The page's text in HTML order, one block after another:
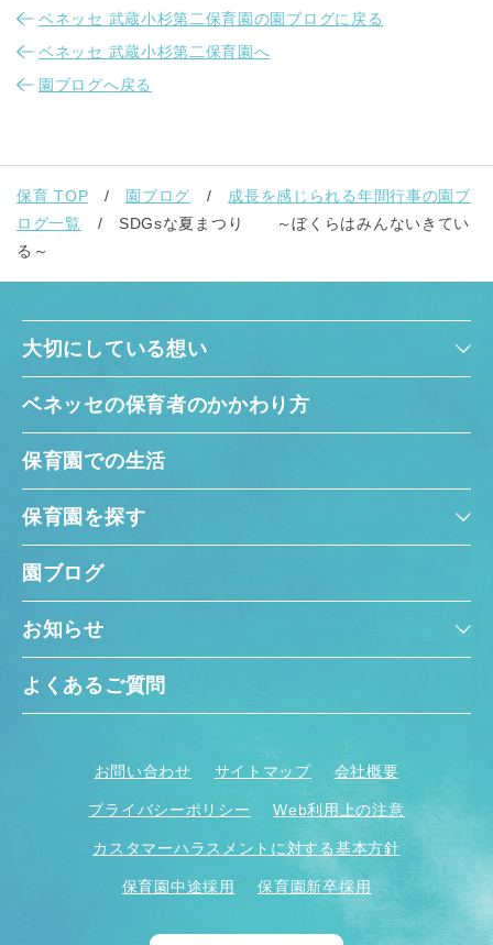
ベネッセ 武蔵小杉第二保育園の園ブログに戻る
ベネッセ 武蔵小杉第二保育園へ
園ブログへ戻る
保育 TOP 園ブログ
成長を感じられる年間行事の園ブ
ログ一覧
SDGsな夏まつり ～ぼくらはみんないきてい
る～
大切にしている想い
ベネッセの保育者のかかわり方
保育園での生活
保育園を探す
園ブログ
お知らせ
よくあるご質問
お問い合わせ サイトマップ 会社概要
プライバシーポリシー Web利用上の注意
カスタマーハラスメントに対する基本方針
保育園中途採用 保育園新卒採用